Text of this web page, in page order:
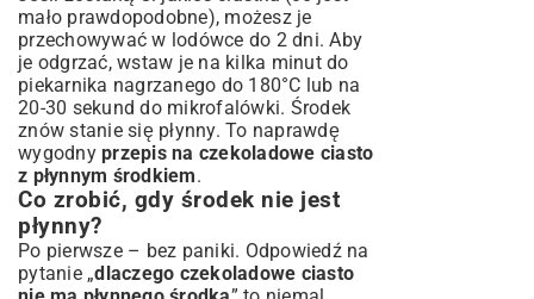
mało prawdopodobne), możesz je
przechowywać w lodówce do 2 dni. Aby
je odgrzać, wstaw je na kilka minut do
piekarnika nagrzanego do 180°C lub na
20-30 sekund do mikrofalówki. Środek
znów stanie się płynny. To naprawdę
wygodny przepis na czekoladowe ciasto
z płynnym środkiem.
Co zrobić, gdy środek nie jest
płynny?
Po pierwsze – bez paniki. Odpowiedź na
pytanie „dlaczego czekoladowe ciasto